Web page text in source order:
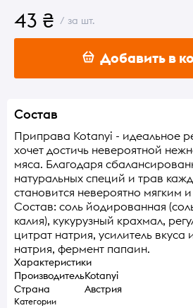
43 ₴ / за шт.
Добавить в
Состав
Приправа Kotanyi - идеальное
хочет достичь невероятной
мяса. Благодаря
натуральных специй и трав
становится невероятно мягким
Состав: соль йодированная
калия), кукурузный крахмал,
цитрат натрия, усилитель вкуса
натрия, фермент папаин.
Характеристики
ПроизводительKotanyi
Страна
Австрия
Категории